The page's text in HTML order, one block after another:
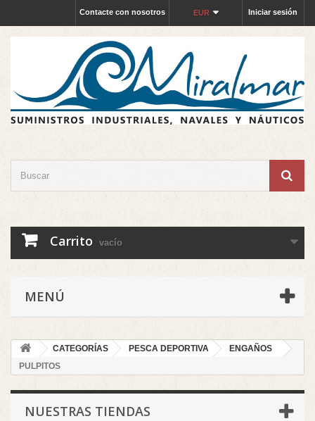
Iniciar sesión
EUR
Contacte con nosotros
Carrito vacío
MENÚ
CATEGORÍAS PESCA DEPORTIVA
ENGAÑOS
PULPITOS
NUESTRAS TIENDAS